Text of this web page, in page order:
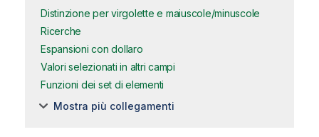
Distinzione per virgolette e maiuscole/minuscole
Ricerche
Espansioni con dollaro
Valori selezionati in altri campi
Funzioni dei set di elementi
Mostra più collegamenti